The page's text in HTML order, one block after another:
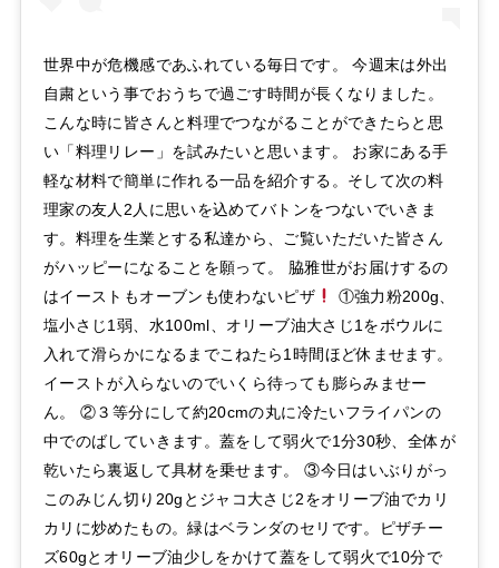
世界中が危機感であふれている毎日です。 今週末は外出
自粛という事でおうちで過ごす時間が長くなりました。
こんな時に皆さんと料理でつながることができたらと思
い「料理リレー」を試みたいと思います。 お家にある手
軽な材料で簡単に作れる一品を紹介する。そして次の料
理家の友人2人に思いを込めてバトンをつないでいきま
す。料理を生業とする私達から、ご覧いただいた皆さん
がハッピーになることを願って。 脇雅世がお届けするの
はイーストもオーブンも使わないピザ
①強力粉200g、
塩小さじ1弱、水100ml、オリーブ油大さじ1をボウルに
入れて滑らかになるまでこねたら1時間ほど休ませます。
イーストが入らないのでいくら待っても膨らみませー
ん。 ②３等分にして約20cmの丸に冷たいフライパンの
中でのばしていきます。蓋をして弱火で1分30秒、全体が
乾いたら裏返して具材を乗せます。 ③今日はいぶりがっ
このみじん切り20gとジャコ大さじ2をオリーブ油でカリ
カリに炒めたもの。緑はベランダのセリです。ピザチー
ズ60gとオリーブ油少しをかけて蓋をして弱火で10分で